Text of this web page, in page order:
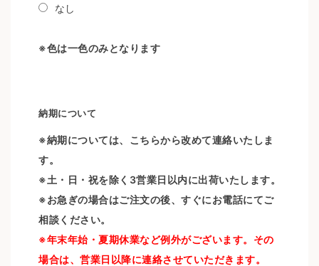
なし
※色は一色のみとなります
納期について
※納期については、こちらから改めて連絡いたしま
す。
※土・日・祝を除く3営業日以内に出荷いたします。
※お急ぎの場合はご注文の後、すぐにお電話にてご
相談ください。
※年末年始・夏期休業など例外がございます。その
場合は、営業日以降に連絡させていただきます。